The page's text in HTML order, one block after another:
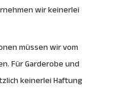
wir keinerlei
müssen wir vom
Für Garderobe und
keinerlei Haftung